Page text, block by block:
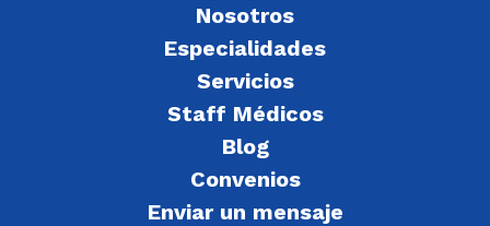
Nosotros
Especialidades
Servicios
Staff Médicos
Blog
Convenios
Enviar un mensaje